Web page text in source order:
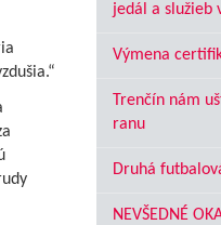
jedál a služieb
Výmena
Trenčín nám
ranu
Druhá
NEVŠEDNÉ